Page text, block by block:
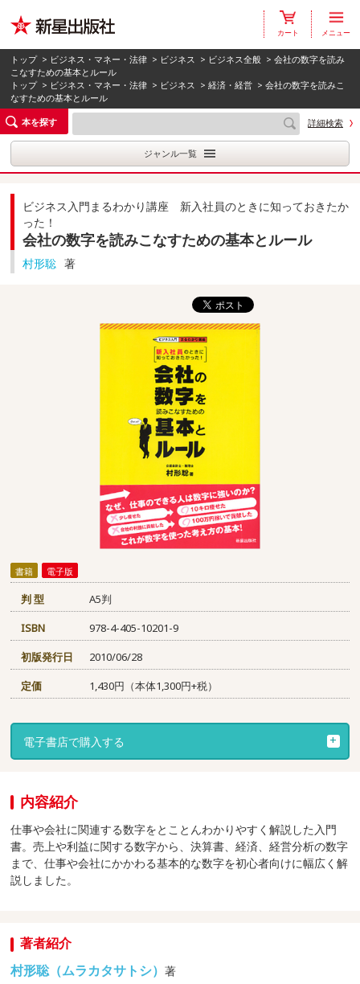
カート メニュー
トップ > ビジネス・マネー・法律 > ビジネス > ビジネス全般 > 会社の数字を読み
こなすための基本とルール
トップ > ビジネス・マネー・法律 > ビジネス >経済・経営 > 会社の数字を読みこ
なすための基本とルール
本を探す
詳細検索
ジャンル一覧
ビジネス入門まるわかり講座 新入社員のときに知っておきたか
った！
会社の数字を読みこなすための基本とルール
村形聡 著
書籍 電子版
判 型
A5判
ISBN
978-4-405-10201-9
初版発行日
2010/06/28
定価
1,430円（本体1,300円+税）
電子書店で購入する
内容紹介
仕事や会社に関連する数字をとことんわかりやすく解説した入門
書。売上や利益に関する数字から、決算書、経済、経営分析の数字
まで、仕事や会社にかかわる基本的な数字を初心者向けに幅広く解
説しました。
著者紹介
村形聡（ムラカタサトシ）著